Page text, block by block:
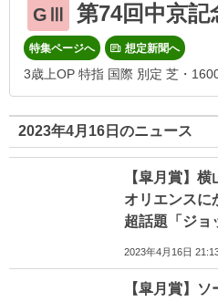
GⅢ 第74回中京記
特集ページへ 想定新聞へ
3歳上OP 特指 国際 別定 芝・
2023年4月16日のニュース
【皐月賞】
オリエンス
超話題「ジョ
2023年4月16日
【皐月賞】